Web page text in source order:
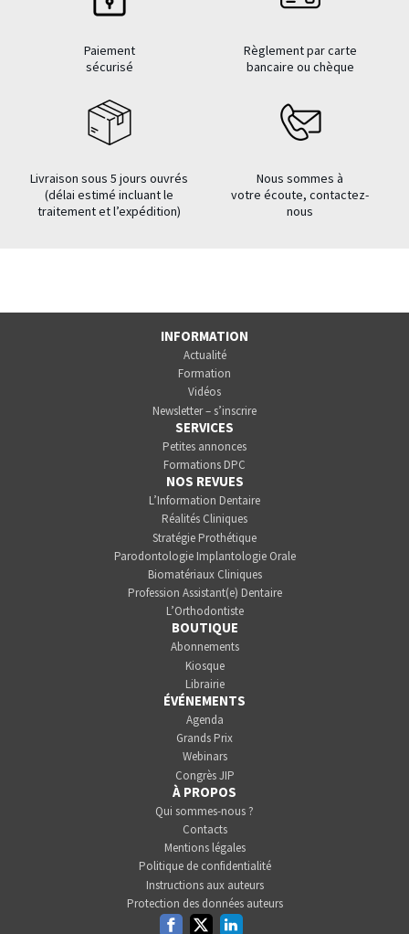
Paiement
sécurisé
Règlement par carte
bancaire ou chèque
Livraison sous 5 jours ouvrés
(délai estimé incluant le
traitement et l’expédition)
Nous sommes à
votre écoute, contactez-
nous
INFORMATION
Actualité
Formation
Vidéos
Newsletter – s’inscrire
SERVICES
Petites annonces
Formations DPC
NOS REVUES
L’Information Dentaire
Réalités Cliniques
Stratégie Prothétique
Parodontologie Implantologie Orale
Biomatériaux Cliniques
Profession Assistant(e) Dentaire
L’Orthodontiste
BOUTIQUE
Abonnements
Kiosque
Librairie
ÉVÉNEMENTS
Agenda
Grands Prix
Webinars
Congrès JIP
À PROPOS
Qui sommes-nous ?
Contacts
Mentions légales
Politique de confidentialité
Instructions aux auteurs
Protection des données auteurs